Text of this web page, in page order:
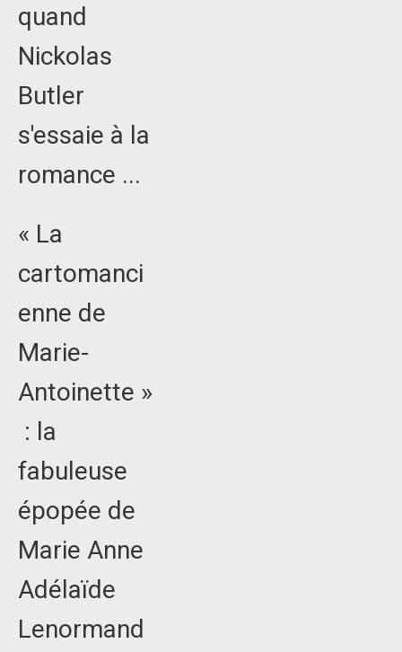
quand
Nickolas
Butler
s'essaie à la
romance ...
« La
cartomanci
enne de
Marie-
Antoinette »
: la
fabuleuse
épopée de
Marie Anne
Adélaïde
Lenormand